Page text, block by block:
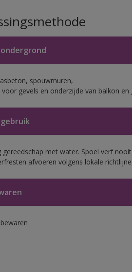
ondergrond
spouwmuren,
voor gevels en onderzijde van balkon en
gereedschap met water. Spoel verf
afvoeren volgens lokale